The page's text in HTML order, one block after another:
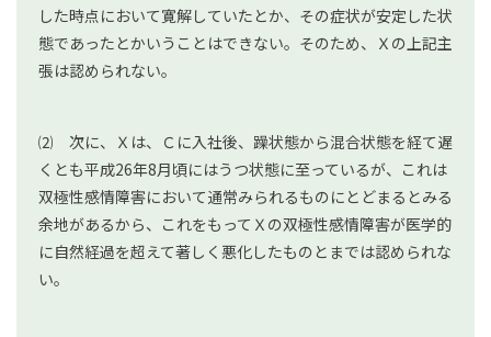
した時点において寛解していたとか、その症状が安定した状
態であったとかいうことはできない。そのため、Ｘの上記主
張は認められない。
⑵ 次に、Ｘは、Ｃに入社後、躁状態から混合状態を経て遅
くとも平成26年8月頃にはうつ状態に至っているが、これは
双極性感情障害において通常みられるものにとどまるとみる
余地があるから、これをもってＸの双極性感情障害が医学的
に自然経過を超えて著しく悪化したものとまでは認められな
い。